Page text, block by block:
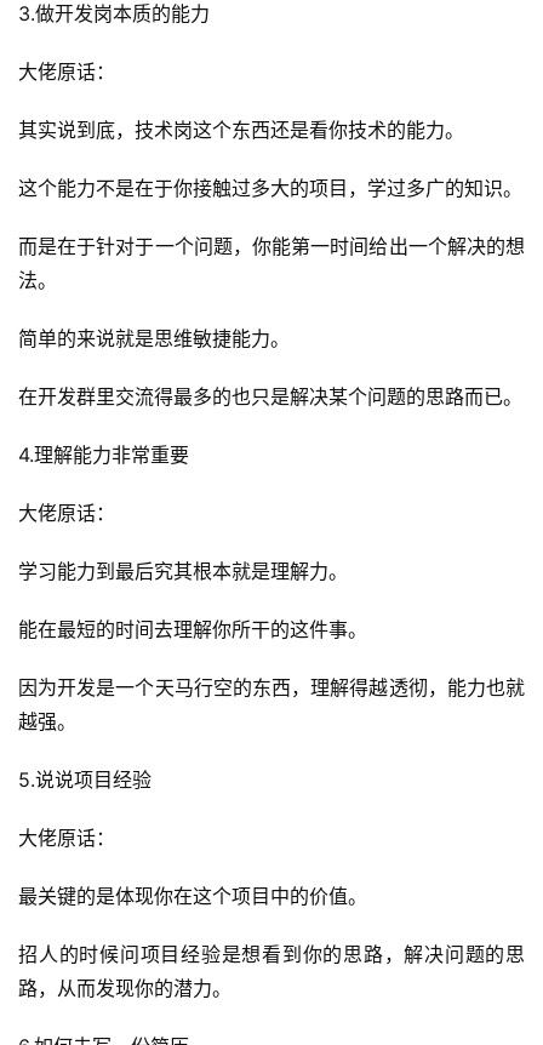
I
干
群
3.做开发岗本质的能力
大佬原话：
其实说到底，技术岗这个东西还是看你技术的能力。
这个能力不是在于你接触过多大的项目，学过多广的知识。
而是在于针对于一个问题，你能第一时间给出一个解决的想
法。
简单的来说就是思维敏捷能力。
在开发群里交流得最多的也只是解决某个问题的思路而已。
4.理解能力非常重要
大佬原话：
学习能力到最后究其根本就是理解力。
能在最短的时间去理解你所干的这件事。
因为开发是一个天马行空的东西，理解得越透彻，能力也就
越强。
5.说说项目经验
大佬原话：
最关键的是体现你在这个项目中的价值。
招人的时候问项目经验是想看到你的思路，解决问题的思
路，从而发现你的潜力。